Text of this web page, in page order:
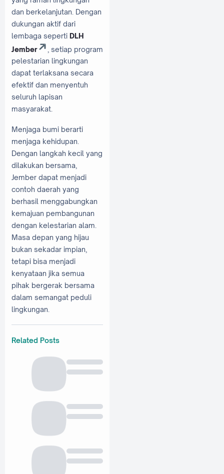
dan berkelanjutan. Dengan
dukungan aktif dari
lembaga seperti DLH
Jember
, setiap program
pelestarian lingkungan
dapat terlaksana secara
efektif dan menyentuh
seluruh lapisan
masyarakat.
Menjaga bumi berarti
menjaga kehidupan.
Dengan langkah kecil yang
dilakukan bersama,
Jember dapat menjadi
contoh daerah yang
berhasil menggabungkan
kemajuan pembangunan
dengan kelestarian alam.
Masa depan yang hijau
bukan sekadar impian,
tetapi bisa menjadi
kenyataan jika semua
pihak bergerak bersama
dalam semangat peduli
lingkungan.
Related Posts